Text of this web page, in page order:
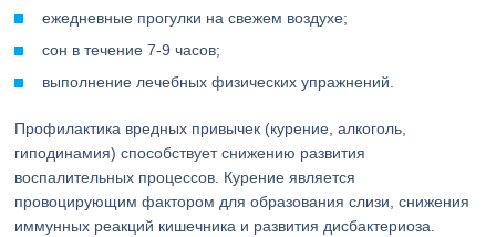
ежедневные прогулки на свежем воздухе;
сон в течение 7-9 часов;
выполнение лечебных физических упражнений.
Профилактика вредных привычек (курение, алкоголь,
гиподинамия) способствует снижению развития
воспалительных процессов. Курение является
провоцирующим фактором для образования слизи, снижения
иммунных реакций кишечника и развития дисбактериоза.